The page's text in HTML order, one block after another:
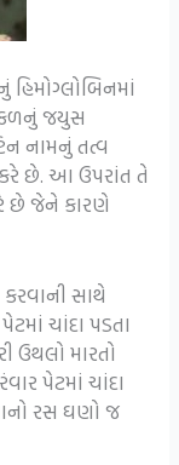
ફળનું જયુસ
નામનું તત્વ
કરે છે. આ ઉપરાંત તે
છે જેને કારણે
સાથે
ચાંદા પડતા
ઉથલો મારતો
પેટમાં ચાંદા
રસ ઘણો જ